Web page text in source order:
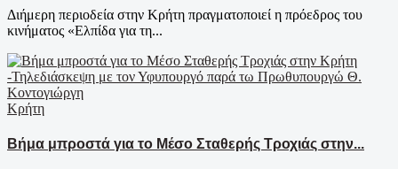
Διήμερη περιοδεία στην Κρήτη πραγματοποιεί η πρόεδρος του
κινήματος «Ελπίδα για τη...
Κρήτη
Βήμα μπροστά για το Μέσο Σταθερής Τροχιάς στην...